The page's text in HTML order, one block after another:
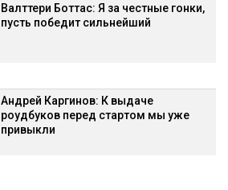
Валттери Боттас: Я за честные гонки,
пусть победит сильнейший
Андрей Каргинов: К выдаче
роудбуков перед стартом мы уже
привыкли